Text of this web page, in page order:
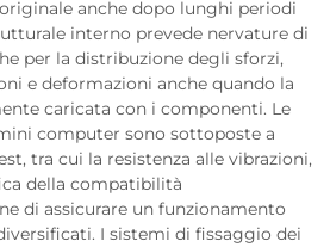
anche dopo lunghi periodi
interno prevede nervature di
per la distribuzione degli sforzi,
e deformazioni anche quando la
caricata con i componenti. Le
computer sono sottoposte a
tra cui la resistenza alle vibrazioni,
della compatibilità
di assicurare un funzionamento
I sistemi di fissaggio dei